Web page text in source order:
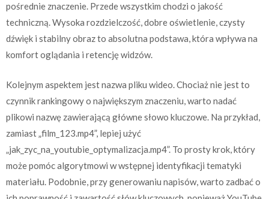
pośrednie znaczenie. Przede wszystkim chodzi o jakość
techniczną. Wysoka rozdzielczość, dobre oświetlenie, czysty
dźwięk i stabilny obraz to absolutna podstawa, która wpływa na
komfort oglądania i retencję widzów.
Kolejnym aspektem jest nazwa pliku wideo. Chociaż nie jest to
czynnik rankingowy o największym znaczeniu, warto nadać
plikowi nazwę zawierającą główne słowo kluczowe. Na przykład,
zamiast „film_123.mp4”, lepiej użyć
„jak_zyc_na_youtubie_optymalizacja.mp4”. To prosty krok, który
może pomóc algorytmowi w wstępnej identyfikacji tematyki
materiału. Podobnie, przy generowaniu napisów, warto zadbać o